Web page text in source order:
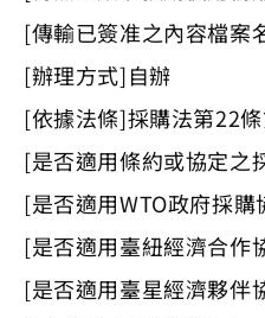
[傳輸已簽准之內容檔
[辦理方式]自辦
[依據法條]採購法第22
[是否適用條約或協定之
[是否適用WTO政府採購
[是否適用臺紐經濟合作
[是否適用臺星經濟夥伴